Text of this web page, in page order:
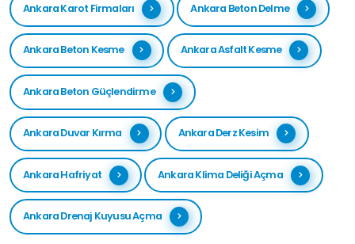
Ankara Karot Firmaları Ankara Beton Delme
Ankara Beton Kesme Ankara Asfalt Kesme
Ankara Beton Güçlendirme
Ankara Duvar Kırma Ankara Derz Kesim
Ankara Hafriyat Ankara Klima Deliği Açma
Ankara Drenaj Kuyusu Açma